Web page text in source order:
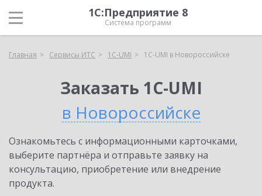
1С:Предприятие 8
Система программ
Главная Сервисы ИТС 1C-UMI 1C-UMI в Новороссийске
Заказать 1C-UMI
в Новороссийске
Ознакомьтесь с информационными карточками,
выберите партнёра и отправьте заявку на
консультацию, приобретение или внедрение
продукта.